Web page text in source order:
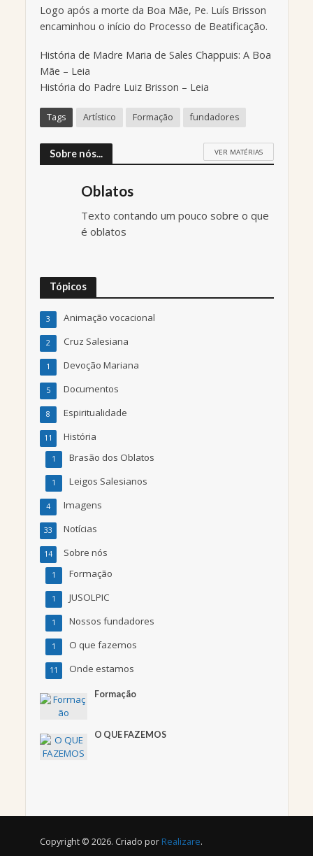
Logo após a morte da Boa Mãe, Pe. Luís Brisson
encaminhou o início do Processo de Beatificação.
História de Madre Maria de Sales Chappuis: A Boa
Mãe – Leia
História do Padre Luiz Brisson – Leia
Tags Artístico Formação fundadores
Sobre nós... VER MATÉRIAS
Oblatos
Texto contando um pouco sobre o que
é oblatos
Tópicos
Animação vocacional
3
Cruz Salesiana
2
Devoção Mariana
1
Documentos
5
Espiritualidade
8
História
11
Brasão dos Oblatos
1
Leigos Salesianos
1
Imagens
4
Notícias
33
Sobre nós
14
Formação
1
JUSOLPIC
1
Nossos fundadores
1
O que fazemos
1
Onde estamos
11
Formação
O QUE FAZEMOS
Copyright © 2026. Criado por Realizare.